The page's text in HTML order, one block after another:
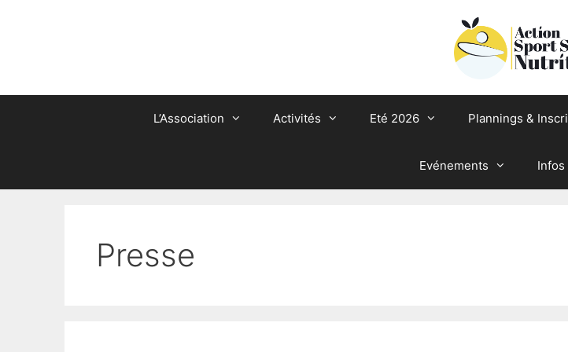
L’Association Activités Eté 2026 Plannings &
Evénements
Presse